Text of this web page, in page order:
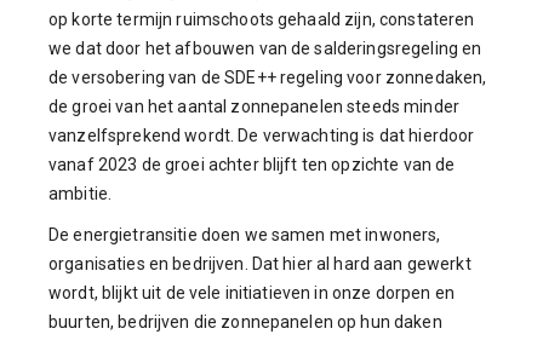
op korte termijn ruimschoots gehaald zijn, constateren
we dat door het afbouwen van de salderingsregeling en
de versobering van de SDE++ regeling voor zonnedaken,
de groei van het aantal zonnepanelen steeds minder
vanzelfsprekend wordt. De verwachting is dat hierdoor
vanaf 2023 de groei achter blijft ten opzichte van de
ambitie.
De energietransitie doen we samen met inwoners,
organisaties en bedrijven. Dat hier al hard aan gewerkt
wordt, blijkt uit de vele initiatieven in onze dorpen en
buurten, bedrijven die zonnepanelen op hun daken